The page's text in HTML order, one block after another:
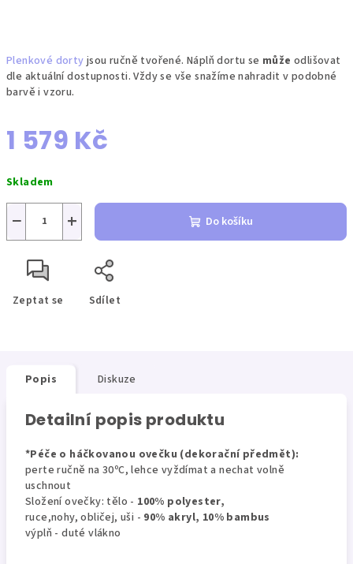
Plenkové dorty jsou ručně tvořené. Náplň dortu se může odlišovat
dle aktuální dostupnosti. Vždy se vše snažíme nahradit v podobné
barvě i vzoru.
1 579 Kč
cena:
Skladem
+
− Do košíku
Zeptat se Sdílet
Popis Diskuze
Detailní popis produktu
*Péče o háčkovanou ovečku (dekorační předmět):
perte ručně na 30ºC, lehce vyždímat a nechat volně
uschnout
Složení ovečky: tělo - 100% polyester,
ruce,nohy, obličej, uši - 90% akryl, 10% bambus
výplň - duté vlákno